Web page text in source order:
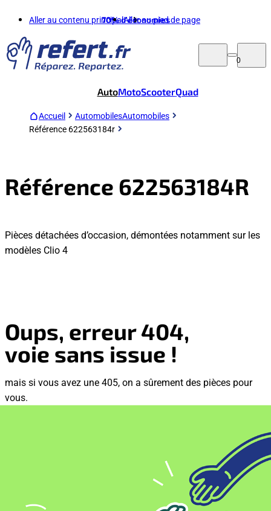
Aller au contenu principalAller au pied de page
70%d'économies
0
AutoMotoScooterQuad
Accueil AutomobilesAutomobiles
Référence 622563184r
Référence 622563184R
Pièces détachées d’occasion, démontées notamment sur les
modèles Clio 4
Oups, erreur 404,
voie sans issue !
mais si vous avez une 405, on a sûrement des pièces pour
vous.